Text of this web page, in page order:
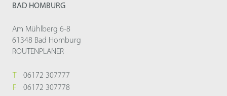
BAD HOMBURG
Am Mühlberg 6-8
61348 Bad Homburg
ROUTENPLANER
06172 307777
F
06172 307778